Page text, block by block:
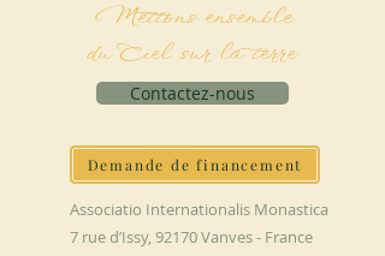
Mettons ensemble
du Ciel sur la terre
Contactez-nous
Demande de financement
Associatio Internationalis Monastica
7 rue d’Issy, 92170 Vanves - France